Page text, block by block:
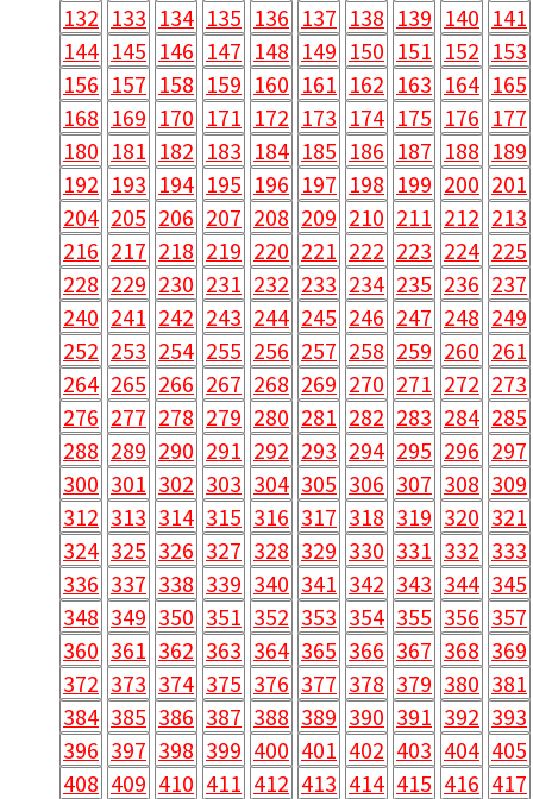
132 133 134 135 136 137 138 139 140 141
144 145 146 147 148 149 150 151 152 153
156 157 158 159 160 161 162 163 164 165
168 169 170 171 172 173 174 175 176 177
180 181 182 183 184 185 186 187 188 189
192 193 194 195 196 197 198 199 200 201
204 205 206 207 208 209 210 211 212 213
216 217 218 219 220 221 222 223 224 225
228 229 230 231 232 233 234 235 236 237
240 241 242 243 244 245 246 247 248 249
252 253 254 255 256 257 258 259 260 261
264 265 266 267 268 269 270 271 272 273
276 277 278 279 280 281 282 283 284 285
288 289 290 291 292 293 294 295 296 297
300 301 302 303 304 305 306 307 308 309
312 313 314 315 316 317 318 319 320 321
324 325 326 327 328 329 330 331 332 333
336 337 338 339 340 341 342 343 344 345
348 349 350 351 352 353 354 355 356 357
360 361 362 363 364 365 366 367 368 369
372 373 374 375 376 377 378 379 380 381
384 385 386 387 388 389 390 391 392 393
396 397 398 399 400 401 402 403 404 405
408 409 410 411 412 413 414 415 416 417